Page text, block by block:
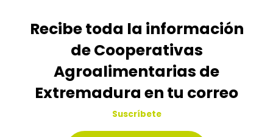
Recibe toda la información
de Cooperativas
Agroalimentarias de
Extremadura en tu correo
Suscríbete